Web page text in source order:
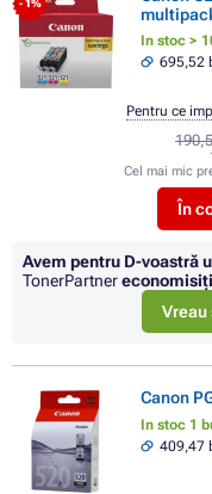
- 1%
In stoc >
695,52
Cel mai mic
În
Pentru ce
Avem pentru D-voastră
TonerPartnereconomisiţi
Vreau
Canon
In stoc 1
409,47